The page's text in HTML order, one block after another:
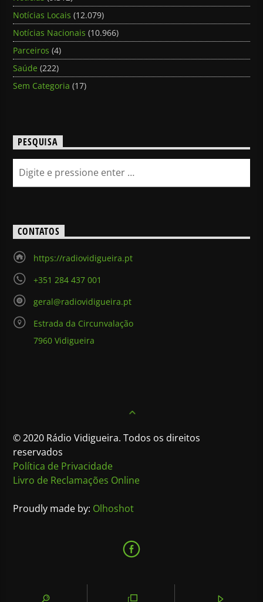
Notícias Locais (12.079)
Notícias Nacionais (10.966)
Parceiros (4)
Saúde (222)
Sem Categoria (17)
PESQUISA
CONTATOS
https://radiovidigueira.pt
+351 284 437 001
geral@radiovidigueira.pt
Estrada da Circunvalação
7960 Vidigueira
© 2020 Rádio Vidigueira. Todos os direitos
reservados
Política de Privacidade
Livro de Reclamações Online
Proudly made by: Olhoshot